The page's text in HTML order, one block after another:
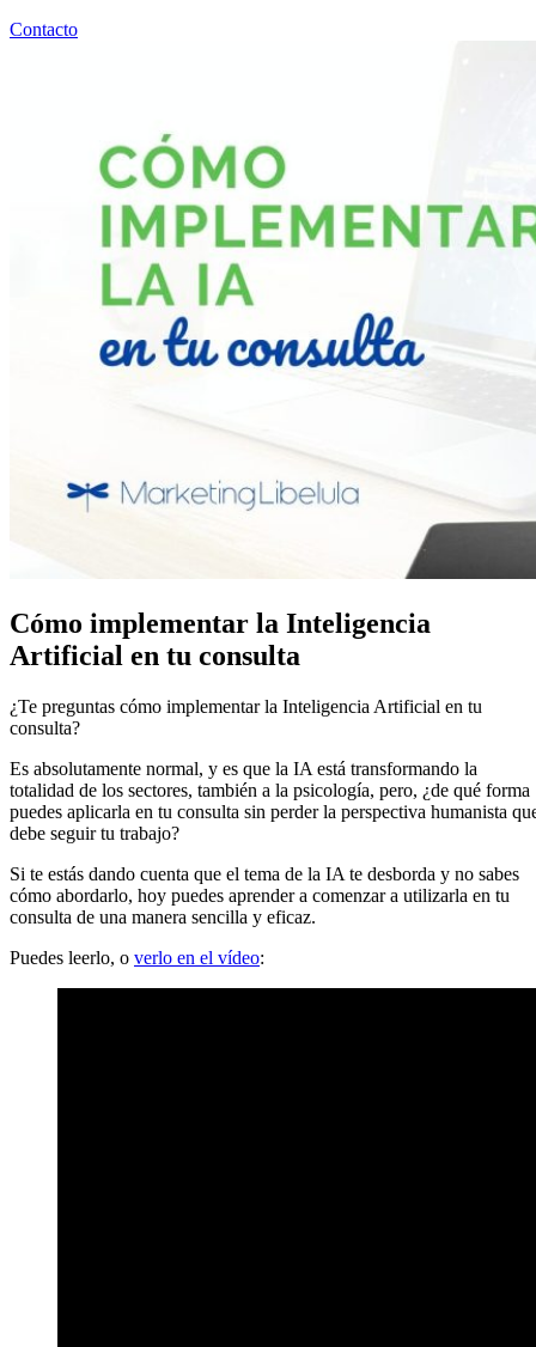
Contacto
Cómo implementar la Inteligencia
Artificial en tu consulta
¿Te preguntas cómo implementar la Inteligencia Artificial en tu
consulta?
Es absolutamente normal, y es que la IA está transformando la
totalidad de los sectores, también a la psicología, pero, ¿de qué forma
puedes aplicarla en tu consulta sin perder la perspectiva humanista
debe seguir tu trabajo?
Si te estás dando cuenta que el tema de la IA te desborda y no sabes
cómo abordarlo, hoy puedes aprender a comenzar a utilizarla en tu
consulta de una manera sencilla y eficaz.
Puedes leerlo, o verlo en el vídeo: